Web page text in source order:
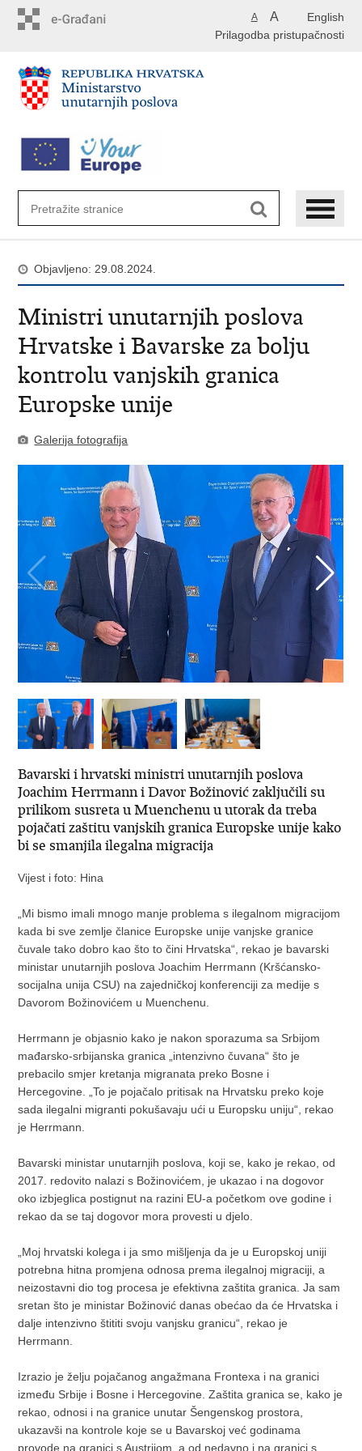
English
A A
Prilagodba pristupačnosti
Objavljeno: 29.08.2024.
Ministri unutarnjih poslova
Hrvatske i Bavarske za bolju
kontrolu vanjskih granica
Europske unije
Galerija fotografija
Bavarski i hrvatski ministri unutarnjih poslova
Joachim Herrmann i Davor Božinović zaključili su
prilikom susreta u Muenchenu u utorak da treba
pojačati zaštitu vanjskih granica Europske unije kako
bi se smanjila ilegalna migracija
Vijest i foto: Hina
„Mi bismo imali mnogo manje problema s ilegalnom migracijom
kada bi sve zemlje članice Europske unije vanjske granice
čuvale tako dobro kao što to čini Hrvatska“, rekao je bavarski
ministar unutarnjih poslova Joachim Herrmann (Kršćansko-
socijalna unija CSU) na zajedničkoj konferenciji za medije s
Davorom Božinovićem u Muenchenu.
Herrmann je objasnio kako je nakon sporazuma sa Srbijom
mađarsko-srbijanska granica „intenzivno čuvana“ što je
prebacilo smjer kretanja migranata preko Bosne i
Hercegovine. „To je pojačalo pritisak na Hrvatsku preko koje
sada ilegalni migranti pokušavaju ući u Europsku uniju“, rekao
je Herrmann.
Bavarski ministar unutarnjih poslova, koji se, kako je rekao, od
2017. redovito nalazi s Božinovićem, je ukazao i na dogovor
oko izbjeglica postignut na razini EU-a početkom ove godine i
rekao da se taj dogovor mora provesti u djelo.
„Moj hrvatski kolega i ja smo mišljenja da je u Europskoj uniji
potrebna hitna promjena odnosa prema ilegalnoj migraciji, a
neizostavni dio tog procesa je efektivna zaštita granica. Ja sam
sretan što je ministar Božinović danas obećao da će Hrvatska i
dalje intenzivno štititi svoju vanjsku granicu“, rekao je
Herrmann.
Izrazio je želju pojačanog angažmana Frontexa i na granici
između Srbije i Bosne i Hercegovine. Zaštita granica se, kako je
rekao, odnosi i na granice unutar Šengenskog prostora,
ukazavši na kontrole koje se u Bavarskoj već godinama
provode na granici s Austrijom, a od nedavno i na granici s